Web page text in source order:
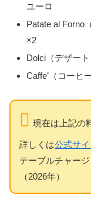
ユーロ
Patate al Forno
×2
Dolci（デザー
Caffe’（コーヒ
現在は上記の
詳しくは公式サ
テーブルチャー
（2026年）